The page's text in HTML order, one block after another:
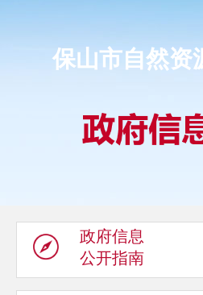
保山市自然资
政府信息
公开指南